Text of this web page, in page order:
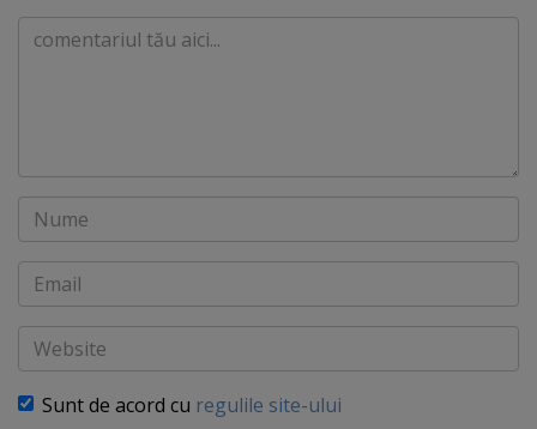
Comentariu
Nume
Email
Website
Sunt de acord cu regulile site-ului